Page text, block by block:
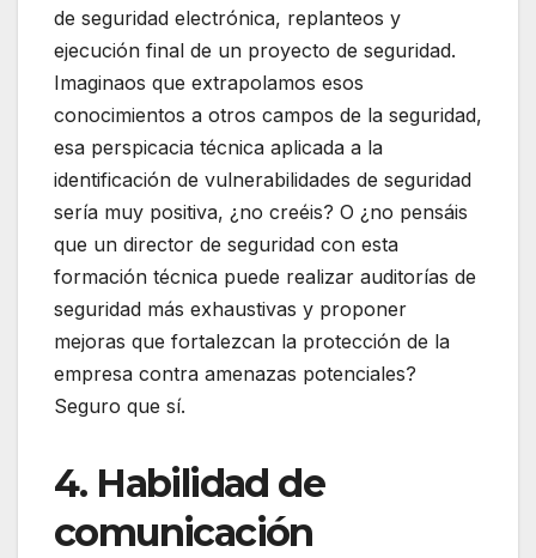
de seguridad electrónica, replanteos y
ejecución final de un proyecto de seguridad.
Imaginaos que extrapolamos esos
conocimientos a otros campos de la seguridad,
esa perspicacia técnica aplicada a la
identificación de vulnerabilidades de seguridad
sería muy positiva, ¿no creéis? O ¿no pensáis
que un director de seguridad con esta
formación técnica puede realizar auditorías de
seguridad más exhaustivas y proponer
mejoras que fortalezcan la protección de la
empresa contra amenazas potenciales?
Seguro que sí.
4. Habilidad de
comunicación